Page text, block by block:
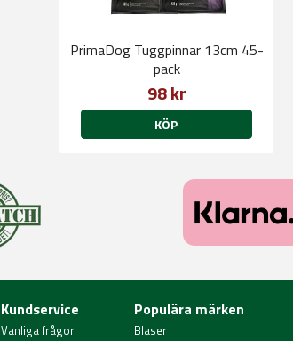
PrimaDog Tuggpinnar 13cm 45-
pack
98 kr
KÖP
Kundservice
Vanliga frågor
Populära märken
Blaser